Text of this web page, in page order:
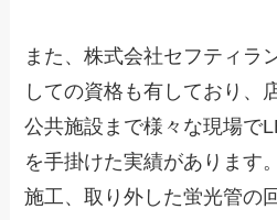
また、株式会社セフティラ
しての資格も有しており、
公共施設まで様々な現場で
を手掛けた実績があります
施工、取り外した蛍光管の